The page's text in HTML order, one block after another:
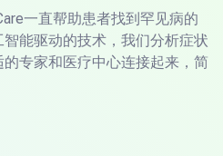
一直帮助患者找到罕见病的
能驱动的技术，我们分析症状
专家和医疗中心连接起来，简